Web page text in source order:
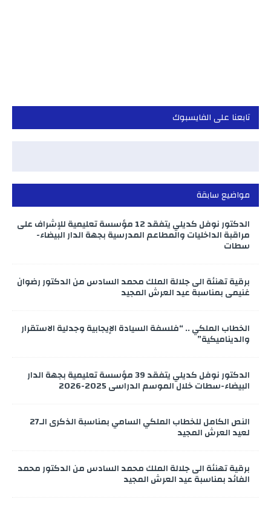
تابعنا على الفايسبوك
مواضيع سابقة
الدكتور نوفل كديلي يتفقد 12 مؤسسة تعليمية للإشراف على
مراقبة الداخليات والمطاعم المدرسية بجهة الدار البيضاء-
سطات
برقية تهنئة الى جلالة الملك محمد السادس من الدكتور رضوان
غنيمي بمناسبة عيد العرش المجيد
الخطاب الملكي .. “فلسفة السيادة الإيجابية وجدلية الاستقرار
والديناميكية”
الدكتور نوفل كديلي يتفقد 39 مؤسسة تعليمية بجهة الدار
البيضاء-سطات خلال الموسم الدراسي 2025-2026
النص الكامل للخطاب الملكي السامي بمناسبة الذكرى الـ27
لعيد العرش المجيد
برقية تهنئة الى جلالة الملك محمد السادس من الدكتور محمد
الفائد بمناسبة عيد العرش المجيد